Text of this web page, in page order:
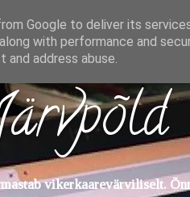
vikerkaarevärviliselt.
Google to deliver its
with performance and
address abuse.